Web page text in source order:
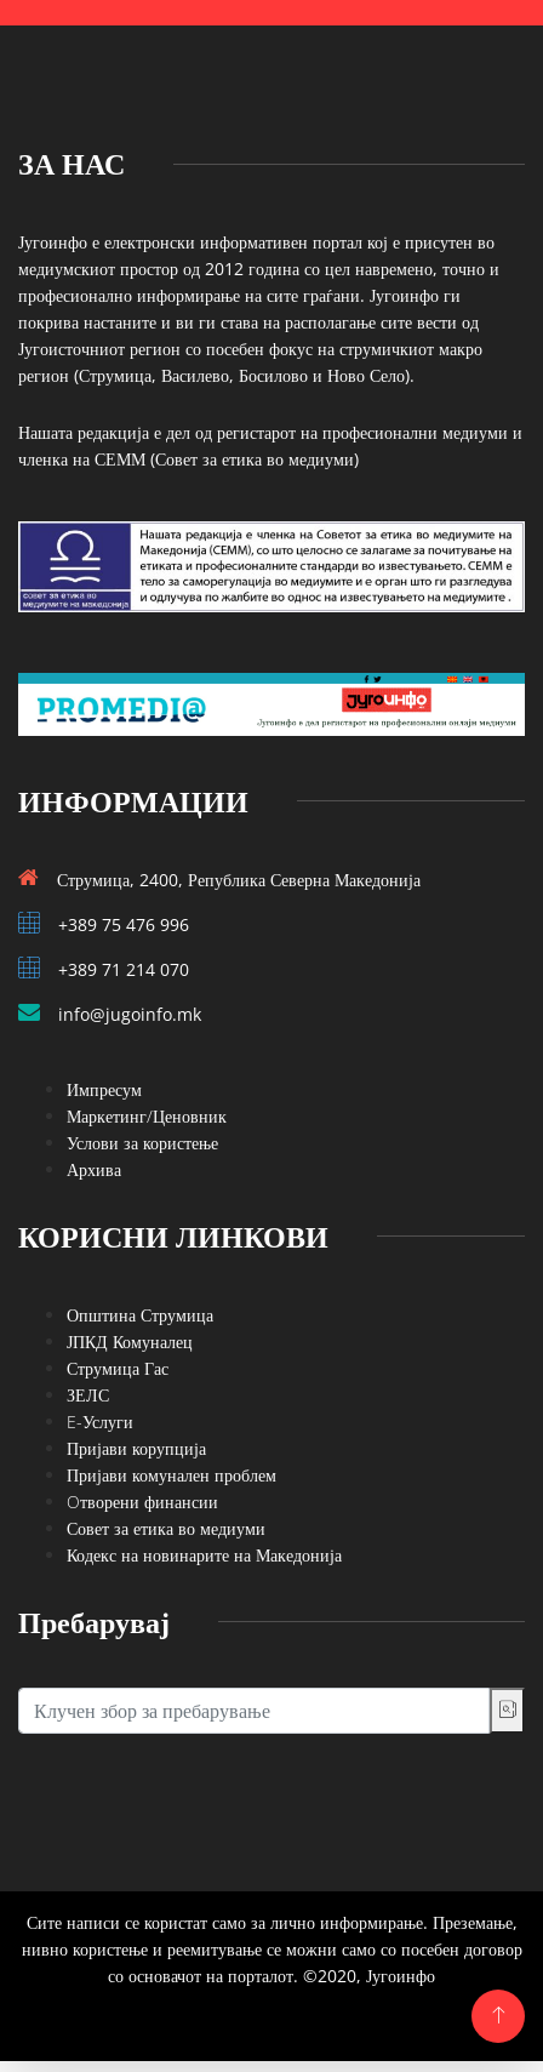
ЗА НАС
Југоинфо е електронски информативен портал кој е присутен во
медиумскиот простор од 2012 година со цел навремено, точно и
професионално информирање на сите граѓани. Југоинфо ги
покрива настаните и ви ги става на располагање сите вести од
Југоисточниот регион со посебен фокус на струмичкиот макро
регион (Струмица, Василево, Босилово и Ново Село).
Нашата редакција е дел од регистарот на професионални медиуми и
членка на СЕММ (Совет за етика во медиуми)
ИНФОРМАЦИИ
Струмица, 2400, Република Северна Македонија
+389 75 476 996
+389 71 214 070
info@jugoinfo.mk
Импресум
Маркетинг/Ценовник
Услови за користење
Архива
КОРИСНИ ЛИНКОВИ
Општина Струмица
ЈПКД Комуналец
Струмица Гас
ЗЕЛС
E-Услуги
Пријави корупција
Пријави комунален проблем
Oтворени финансии
Совет за етика во медиуми
Кодекс на новинарите на Македонија
Пребарувај
Сите написи се користат само за лично информирање. Преземање,
нивно користење и реемитување се можни само со посебен договор
со основачот на порталот. ©2020, Југоинфо